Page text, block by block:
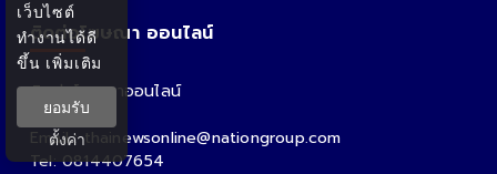
ติดต่อโฆษณา ออนไลน์
ติดต่อโฆษณาออนไลน์
คุณอ้อ
Email : thainewsonline@nationgroup.com
Tel: 0814407654
เว็บไซต์
ทำงานได้ดี
ขึ้น เพิ่มเติม
ยอมรับ
ตั้งค่า